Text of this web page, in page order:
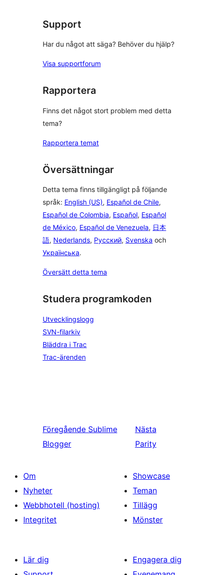
Support
Har du något att säga? Behöver du hjälp?
Visa supportforum
Rapportera
Finns det något stort problem med detta
tema?
Rapportera temat
Översättningar
Detta tema finns tillgängligt på följande
språk: English (US), Español de Chile,
Español de Colombia, Español, Español
de México, Español de Venezuela, 日本
語, Nederlands, Русский, Svenska och
Українська.
Översätt detta tema
Studera programkoden
Utvecklingslogg
SVN-filarkiv
Bläddra i Trac
Trac-ärenden
Föregående Sublime
Blogger
Nästa
Parity
Om
Nyheter
Webbhotell (hosting)
Integritet
Showcase
Teman
Tillägg
Mönster
Lär dig
Engagera dig